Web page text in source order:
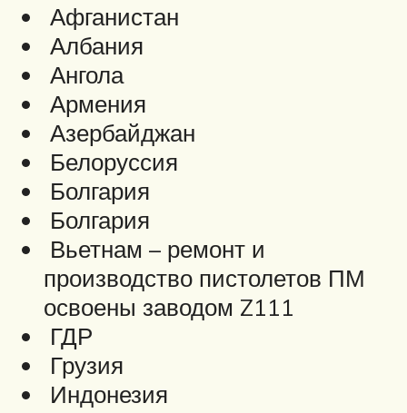
Афганистан
Албания
Ангола
Армения
Азербайджан
Белоруссия
Болгария
Болгария
Вьетнам – ремонт и
производство пистолетов ПМ
освоены заводом Z111
ГДР
Грузия
Индонезия